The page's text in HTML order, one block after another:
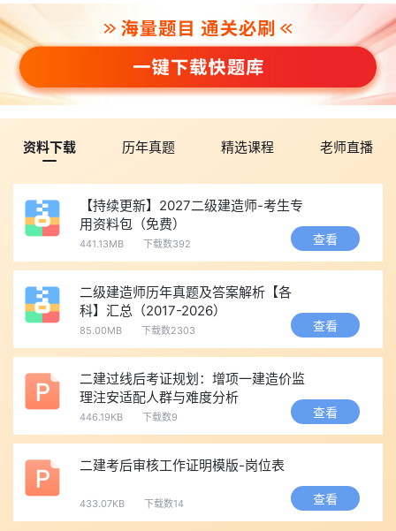
山西二建分数线需次年重考对应专业。
四、达到2026年山西二建分数线后，考后审核核心提醒
山西省住房和城乡建设厅负责组织实施，
在山西省人事考试中
心移交考试成绩合格人员名单后10个工作日内发布通知，对全部科
目成绩合格人员开展考后审核
。报考增报专业考生，考试成绩合
确认的，不参加审核;无法确认的，参加审核。
具体事宜，请及时登录山西省住房和城乡建设厅官网
https://zjt.shanxi.gov.cn/-“政务公开”-“通知通报”专栏或山西人事
考试专栏https://rst.shanxi.gov.cn/rsks/-“专业技术人员资格考
试”查看。
👀2026年二级建造师考生考后关注：
🔍点击关注>>-2026各省二级建造师合格标准汇总
点击查看>>-
2026二级建造师考后审核省份/时间/公告汇总
🔍点击关注>>-2026各省二级建造师证书领取时间及方式汇总
🎁2027年二级建造师备考福利
早鸟福利!!限时活动! ! 9.9元领取二建图书盲盒！
点击下图领
取!
2027年二级建造师在线题库 | 仿真机考系统📄进入刷题->丨
资料下载 历年真题 精选课程 老师直播
【持续更新】2027二级建造师-考生专
用资料包（免费）
441.13MB 下载数392 查看
二级建造师历年真题及答案解析【各
科】汇总（2017-2026）
85.00MB 下载数2303 查看
二建过线后考证规划：增项一建造价监
理注安适配人群与难度分析
446.19KB 下载数9 查看
二建考后审核工作证明模版-岗位表
433.07KB 下载数14 查看